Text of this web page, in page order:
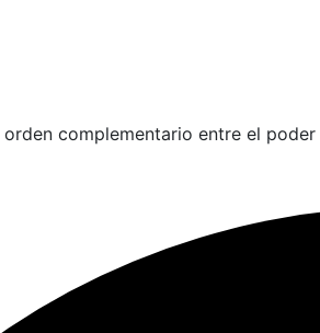
complementario entre el